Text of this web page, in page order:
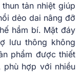
tản nhiệt giúp
dẻo dai nâng đỡ
hầm bí. Mặt đáy
lưu thông không
phẩm được thiết
phù hợp với nhiều